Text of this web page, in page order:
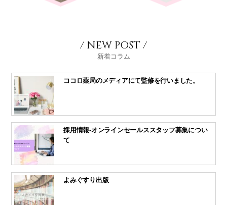
/ NEW POST /
新着コラム
ココロ薬局のメディアにて監修を行いました。
採用情報-オンラインセールススタッフ募集につい
て
よみぐすり出版